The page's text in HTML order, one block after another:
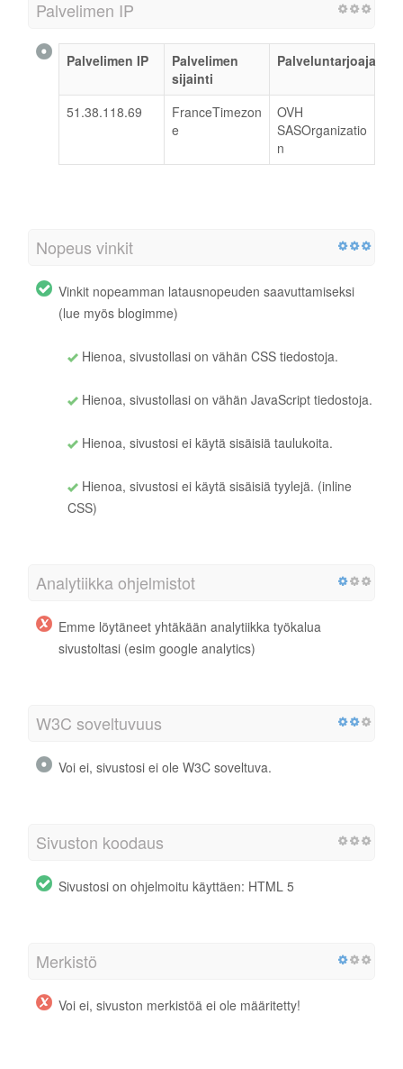
Palvelimen IP
Palvelimen IP
Palvelimen
sijainti
Palveluntarjoaja
51.38.118.69
FranceTimezon
e
OVH
SASOrganizatio
n
Nopeus vinkit
Vinkit nopeamman latausnopeuden saavuttamiseksi
(lue myös blogimme)
Hienoa, sivustollasi on vähän CSS tiedostoja.
Hienoa, sivustollasi on vähän JavaScript tiedostoja.
Hienoa, sivustosi ei käytä sisäisiä taulukoita.
Hienoa, sivustosi ei käytä sisäisiä tyylejä. (inline
CSS)
Analytiikka ohjelmistot
Emme löytäneet yhtäkään analytiikka työkalua
sivustoltasi (esim google analytics)
W3C soveltuvuus
Voi ei, sivustosi ei ole W3C soveltuva.
Sivuston koodaus
Sivustosi on ohjelmoitu käyttäen: HTML 5
Merkistö
Voi ei, sivuston merkistöä ei ole määritetty!